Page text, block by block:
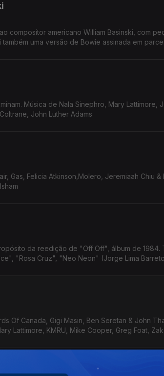
compositor americano William Basinski, com
também uma versão de Bowie assinada em
Música de Nala Sinephro, Mary Lattimore,
John Luther Adams
Gas, Felicia Atkinson,Molero, Jeremiaah Chiu
da reedição de "Off Off", álbum de 1984.
"Rosa Cruz", "Neo Neon" (Jorge Lima
Of Canada, Gigi Masin, Ben Seretan & John
Lattimore, KMRU, Mike Cooper, Greg Foat,